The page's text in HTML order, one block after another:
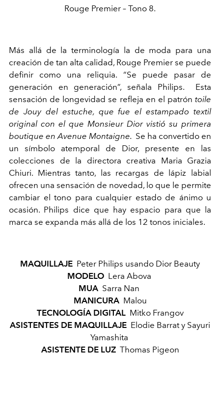
Rouge Premier – Tono 8.
Más allá de la terminología la de moda para una
creación de tan alta calidad, Rouge Premier se puede
definir como una reliquia. “Se puede pasar de
generación en generación”, señala Philips. Esta
sensación de longevidad se refleja en el patrón toile
de Jouy del estuche, que fue el estampado textil
original con el que Monsieur Dior vistió su primera
boutique en Avenue Montaigne. Se ha convertido en
un símbolo atemporal de Dior, presente en las
colecciones de la directora creativa Maria Grazia
Chiuri. Mientras tanto, las recargas de lápiz labial
ofrecen una sensación de novedad, lo que le permite
cambiar el tono para cualquier estado de ánimo u
ocasión. Philips dice que hay espacio para que la
marca se expanda más allá de los 12 tonos iniciales.
MAQUILLAJE Peter Philips usando Dior Beauty
MODELO Lera Abova
MUA Sarra Nan
MANICURA Malou
TECNOLOGÍA DIGITAL Mitko Frangov
ASISTENTES DE MAQUILLAJE Elodie Barrat y Sayuri
Yamashita
ASISTENTE DE LUZ Thomas Pigeon